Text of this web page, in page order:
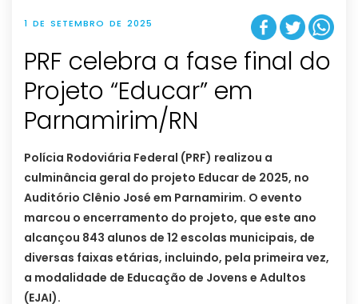
1 DE SETEMBRO DE 2025
PRF celebra a fase final do
Projeto “Educar” em
Parnamirim/RN
Polícia Rodoviária Federal (PRF) realizou a
culminância geral do projeto Educar de 2025, no
Auditório Clênio José em Parnamirim. O evento
marcou o encerramento do projeto, que este ano
alcançou 843 alunos de 12 escolas municipais, de
diversas faixas etárias, incluindo, pela primeira vez,
a modalidade de Educação de Jovens e Adultos
(EJAI).